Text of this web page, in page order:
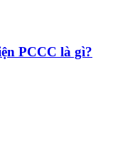
PCCC là gì?